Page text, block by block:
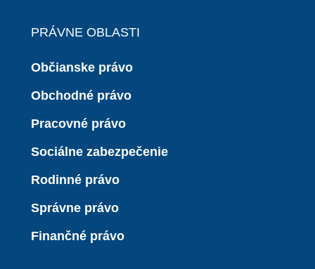
PRÁVNE OBLASTI
Občianske právo
Obchodné právo
Pracovné právo
Sociálne zabezpečenie
Rodinné právo
Správne právo
Finančné právo